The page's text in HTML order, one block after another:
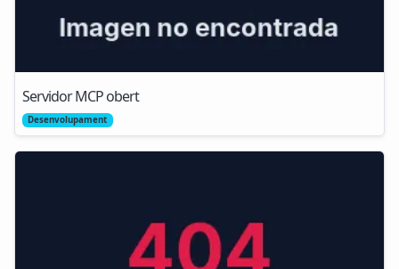
Servidor MCP obert
Desenvolupament